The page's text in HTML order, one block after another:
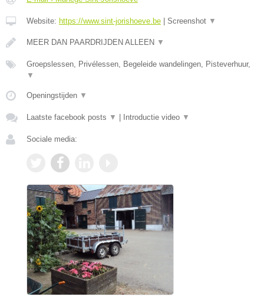
Website: https://www.sint-jorishoeve.be Screenshot ▼
MEER DAN PAARDRIJDEN ALLEEN ▼
Groepslessen, Privélessen, Begeleide wandelingen, Pisteverhuur,
▼
Openingstijden ▼
Laatste facebook posts ▼ Introductie video ▼
Sociale media: